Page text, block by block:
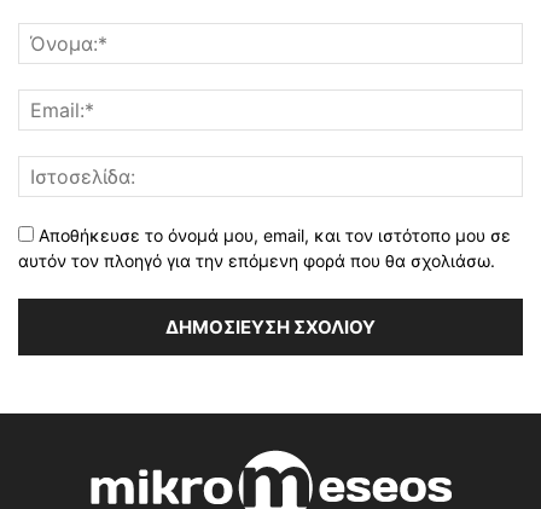
Αποθήκευσε το όνομά μου, email, και τον ιστότοπο μου σε
αυτόν τον πλοηγό για την επόμενη φορά που θα σχολιάσω.